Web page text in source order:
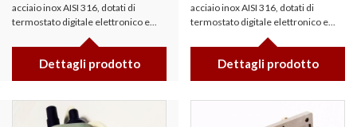
acciaio inox AISI 316, dotati di
termostato digitale elettronico e...
Dettagli prodotto
acciaio inox AISI 316, dotati di
termostato digitale elettronico e...
Dettagli prodotto